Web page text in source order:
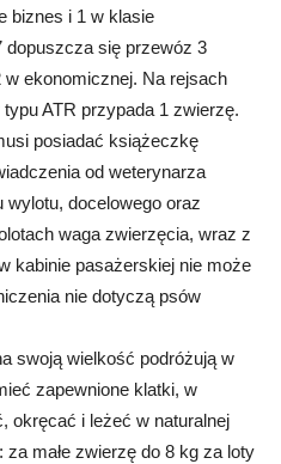
biznes i 1 w klasie
dopuszcza się przewóz 3
ekonomicznej. Na rejsach
ATR przypada 1 zwierzę.
posiadać książeczkę
od weterynarza
wylotu, docelowego oraz
waga zwierzęcia, wraz z
kabinie pasażerskiej nie może
nie dotyczą psów
swoją wielkość podróżują w
zapewnione klatki, w
okręcać i leżeć w naturalnej
za małe zwierzę do 8 kg za loty